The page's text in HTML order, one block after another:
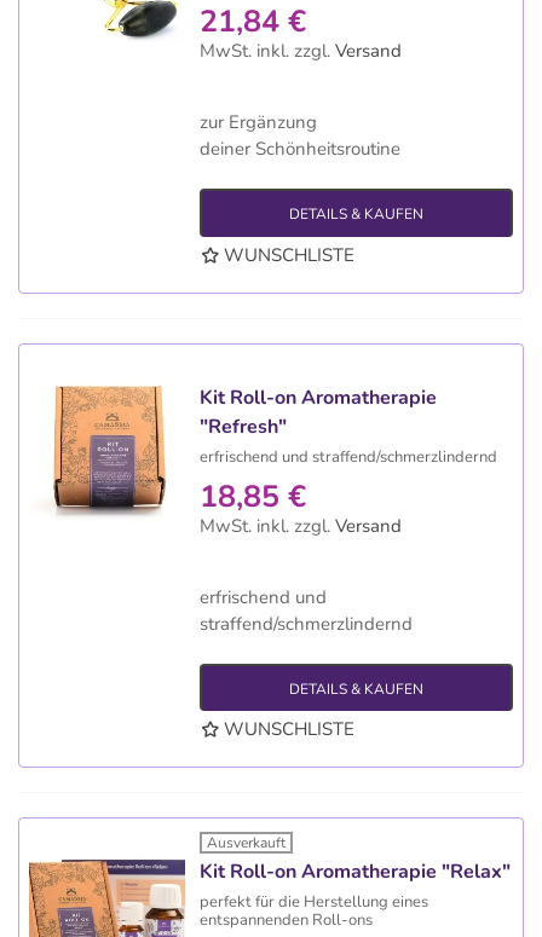
21,84 €
MwSt. inkl. zzgl. Versand
zur Ergänzung
deiner Schönheitsroutine
DETAILS & KAUFEN
WUNSCHLISTE
Kit Roll-on Aromatherapie
"Refresh"
erfrischend und straffend/schmerzlindernd
18,85 €
MwSt. inkl. zzgl. Versand
erfrischend und
straffend/schmerzlindernd
DETAILS & KAUFEN
WUNSCHLISTE
Ausverkauft
Kit Roll-on Aromatherapie "Relax"
perfekt für die Herstellung eines
entspannenden Roll-ons